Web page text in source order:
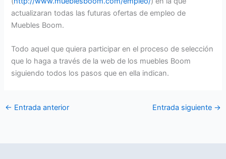
actualizaran todas las futuras ofertas de empleo de
Muebles Boom.
Todo aquel que quiera participar en el proceso de selección
que lo haga a través de la web de los muebles Boom
siguiendo todos los pasos que en ella indican.
← Entrada anterior Entrada siguiente →